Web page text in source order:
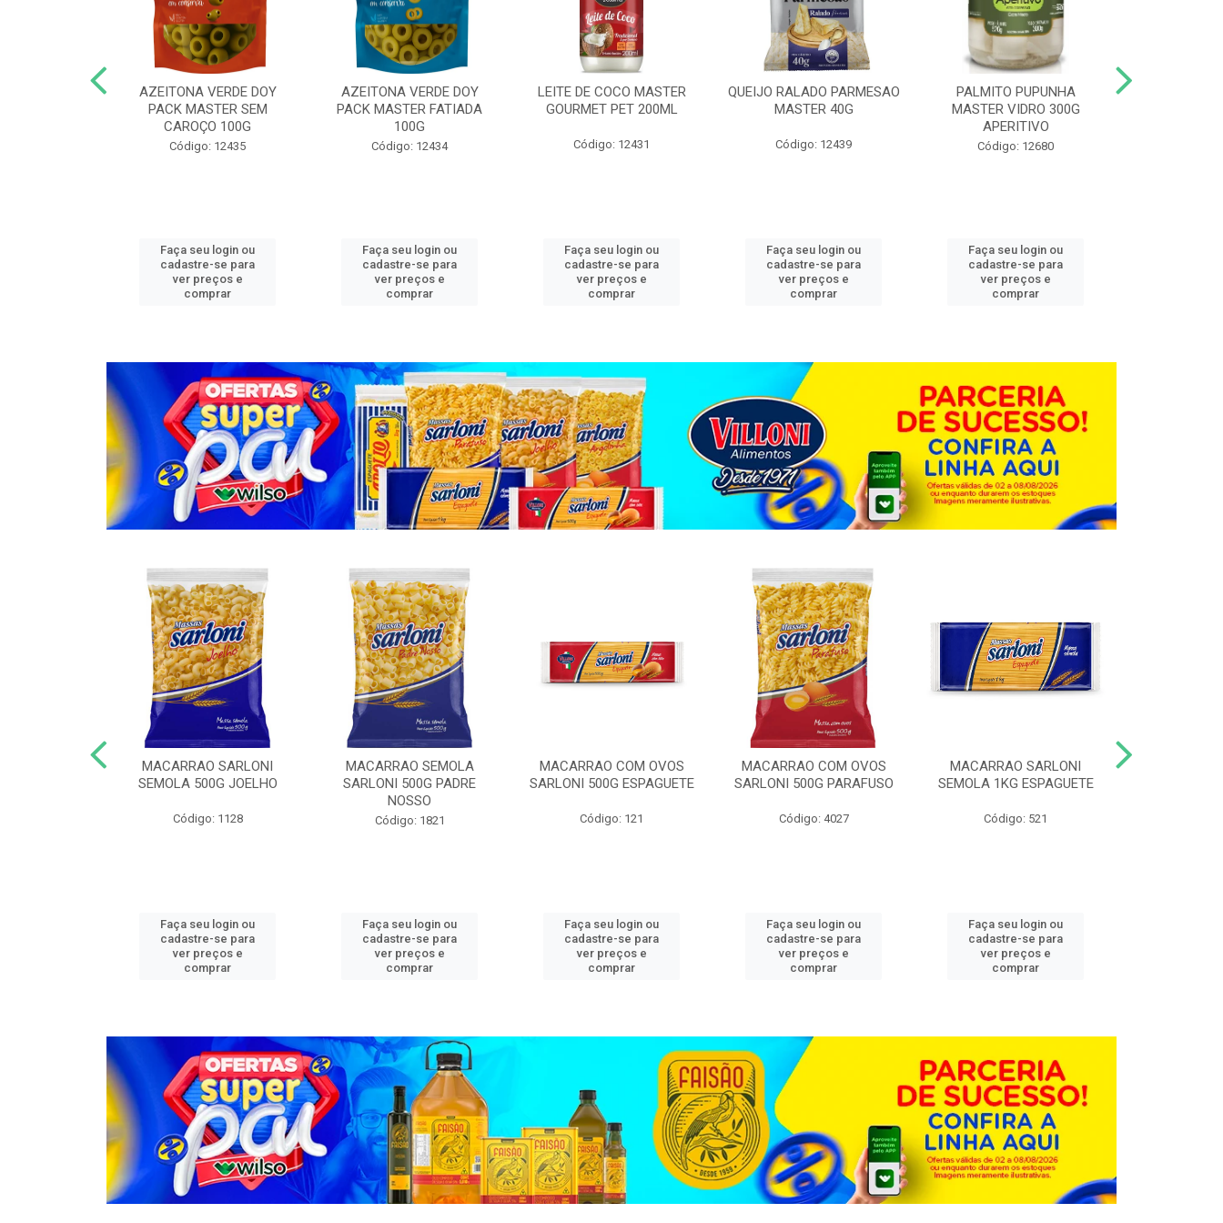
AZEITONA VERDE DOY
PACK MASTER SEM
CAROÇO 100G
Código: 12435
Faça seu login ou
cadastre-se para
ver preços e
comprar
AZEITONA VERDE DOY
PACK MASTER FATIADA
100G
Código: 12434
Faça seu login ou
cadastre-se para
ver preços e
comprar
LEITE DE COCO MASTER
GOURMET PET 200ML
Código: 12431
Faça seu login ou
cadastre-se para
ver preços e
comprar
QUEIJO RALADO PARMESAO
MASTER 40G
Código: 12439
Faça seu login ou
cadastre-se para
ver preços e
comprar
PALMITO PUPUNHA
MASTER VIDRO 300G
APERITIVO
Código: 12680
Faça seu login ou
cadastre-se para
ver preços e
comprar
MACARRAO SARLONI
SEMOLA 500G JOELHO
Código: 1128
Faça seu login ou
cadastre-se para
ver preços e
comprar
MACARRAO SEMOLA
SARLONI 500G PADRE
NOSSO
Código: 1821
Faça seu login ou
cadastre-se para
ver preços e
comprar
MACARRAO COM OVOS
SARLONI 500G ESPAGUETE
Código: 121
Faça seu login ou
cadastre-se para
ver preços e
comprar
MACARRAO COM OVOS
SARLONI 500G PARAFUSO
Código: 4027
Faça seu login ou
cadastre-se para
ver preços e
comprar
MACARRAO SARLONI
SEMOLA 1KG ESPAGUETE
Código: 521
Faça seu login ou
cadastre-se para
ver preços e
comprar